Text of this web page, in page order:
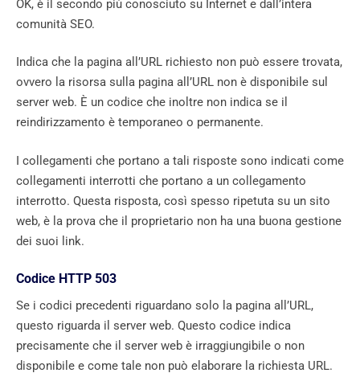
OK, è il secondo più conosciuto su Internet e dall’intera
comunità SEO.
Indica che la pagina all’URL richiesto non può essere trovata,
ovvero la risorsa sulla pagina all’URL non è disponibile sul
server web. È un codice che inoltre non indica se il
reindirizzamento è temporaneo o permanente.
I collegamenti che portano a tali risposte sono indicati come
collegamenti interrotti che portano a un collegamento
interrotto. Questa risposta, così spesso ripetuta su un sito
web, è la prova che il proprietario non ha una buona gestione
dei suoi link.
Codice HTTP 503
Se i codici precedenti riguardano solo la pagina all’URL,
questo riguarda il server web. Questo codice indica
precisamente che il server web è irraggiungibile o non
disponibile e come tale non può elaborare la richiesta URL.